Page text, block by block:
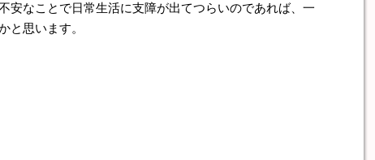
安なことで日常生活に支障が出てつらいのであれば、一
と思います。